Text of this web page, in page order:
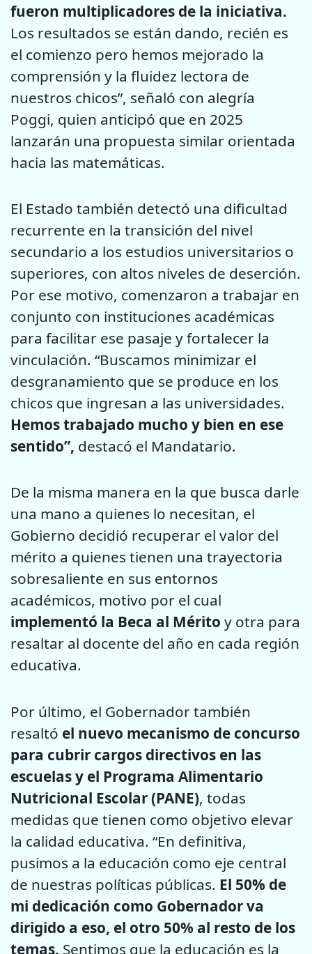
fueron multiplicadores de la iniciativa.
Los resultados se están dando, recién es
el comienzo pero hemos mejorado la
comprensión y la fluidez lectora de
nuestros chicos”, señaló con alegría
Poggi, quien anticipó que en 2025
lanzarán una propuesta similar orientada
hacia las matemáticas.
El Estado también detectó una dificultad
recurrente en la transición del nivel
secundario a los estudios universitarios o
superiores, con altos niveles de deserción.
Por ese motivo, comenzaron a trabajar en
conjunto con instituciones académicas
para facilitar ese pasaje y fortalecer la
vinculación. “Buscamos minimizar el
desgranamiento que se produce en los
chicos que ingresan a las universidades.
Hemos trabajado mucho y bien en ese
sentido”, destacó el Mandatario.
De la misma manera en la que busca darle
una mano a quienes lo necesitan, el
Gobierno decidió recuperar el valor del
mérito a quienes tienen una trayectoria
sobresaliente en sus entornos
académicos, motivo por el cual
implementó la Beca al Mérito y otra para
resaltar al docente del año en cada región
educativa.
Por último, el Gobernador también
resaltó el nuevo mecanismo de concurso
para cubrir cargos directivos en las
escuelas y el Programa Alimentario
Nutricional Escolar (PANE), todas
medidas que tienen como objetivo elevar
la calidad educativa. “En definitiva,
pusimos a la educación como eje central
de nuestras políticas públicas. El 50% de
mi dedicación como Gobernador va
dirigido a eso, el otro 50% al resto de los
temas. Sentimos que la educación es la